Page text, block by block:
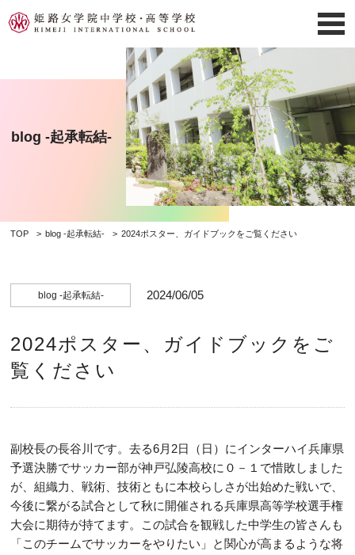
blog -起承転結-
TOP blog -起承転結- 2024ポスター、ガイドブックをご覧ください
blog -起承転結- 2024/06/05
2024ポスター、ガイドブックをご
覧ください
副校長の長谷川です。去る6月2日（日）にインターハイ兵庫県
予選決勝でサッカー部が神戸弘陵高校に０－１で惜敗しました
が、組織力、戦術、技術ともに本校らしさが出始めた戦いで、
今後に繋がる試合として秋に開催される兵庫県高等学校選手権
大会に期待が持てます。この試合を観戦した中学生の皆さんも
「このチームでサッカーをやりたい」と関心が高まるような将